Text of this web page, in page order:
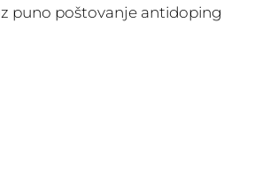
puno poštovanje antidoping